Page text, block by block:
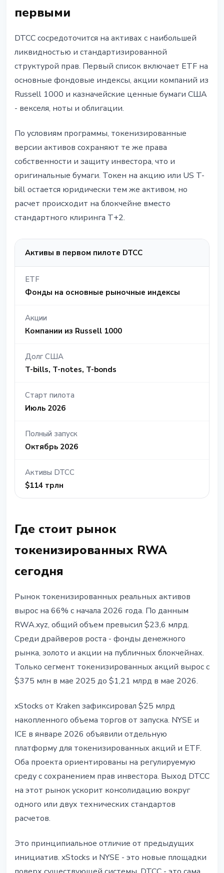
первыми
DTCC сосредоточится на активах с наибольшей
ликвидностью и стандартизированной
структурой прав. Первый список включает ETF на
основные фондовые индексы, акции компаний из
Russell 1000 и казначейские ценные бумаги США
- векселя, ноты и облигации.
По условиям программы, токенизированные
версии активов сохраняют те же права
собственности и защиту инвестора, что и
оригинальные бумаги. Токен на акцию или US T-
bill остается юридически тем же активом, но
расчет происходит на блокчейне вместо
стандартного клиринга T+2.
Активы в первом пилоте DTCC
ETF
Фонды на основные рыночные индексы
Акции
Компании из Russell 1000
Долг США
T-bills, T-notes, T-bonds
Старт пилота
Июль 2026
Полный запуск
Октябрь 2026
Активы DTCC
$114 трлн
Где стоит рынок
токенизированных RWA
сегодня
Рынок токенизированных реальных активов
вырос на 66% с начала 2026 года. По данным
RWA.xyz, общий объем превысил $23,6 млрд.
Среди драйверов роста - фонды денежного
рынка, золото и акции на публичных блокчейнах.
Только сегмент токенизированных акций вырос с
$375 млн в мае 2025 до $1,21 млрд в мае 2026.
xStocks от Kraken зафиксировал $25 млрд
накопленного объема торгов от запуска. NYSE и
ICE в январе 2026 объявили отдельную
платформу для токенизированных акций и ETF.
Оба проекта ориентированы на регулируемую
среду с сохранением прав инвестора. Выход DTCC
на этот рынок ускорит консолидацию вокруг
одного или двух технических стандартов
расчетов.
Это принципиальное отличие от предыдущих
инициатив. xStocks и NYSE - это новые площадки